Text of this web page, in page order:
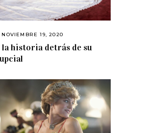
NOVIEMBRE 19, 2020
la historia detrás de su